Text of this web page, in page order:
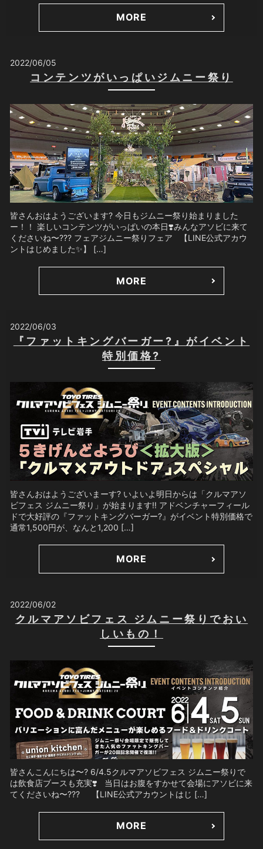
MORE
2022/06/05
コンテンツがいっぱいジムニー祭り
皆さんおはようございます? 今日もジムニー祭り始まりました
ー！！ 楽しいコンテンツがいっぱいの本日❣️みんなアソビに来て
くださいね〜??? フェアジムニー祭りフェア 【LINE公式アカウ
ントはじめました✨】 […]
MORE
2022/06/03
『ファットキングバーガー?』がイベント
特別価格?
皆さんおはようございまーす? いよいよ明日からは「クルマアソ
ビフェス ジムニー祭り」が始まります‼️ アドベンチャーフィール
ドで大好評の『ファットキングバーガー?』がイベント特別価格で
通常1,500円が、なんと1,200 […]
MORE
2022/06/02
クルマアソビフェス ジムニー祭りでおい
しいもの！
皆さんこんにちは〜? 6/4.5クルマアソビフェス ジムニー祭りで
は飲食店ブースも充実❣️ 当日はお腹をすかせて会場にアソビに来
てくださいね〜??? 【LINE公式アカウントはじ […]
MORE